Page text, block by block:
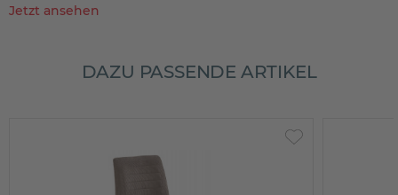
Jetzt ansehen
DAZU PASSENDE ARTIKEL